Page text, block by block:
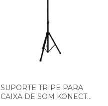
SUPORTE TRIPE PARA
CAIXA DE SOM KONECT